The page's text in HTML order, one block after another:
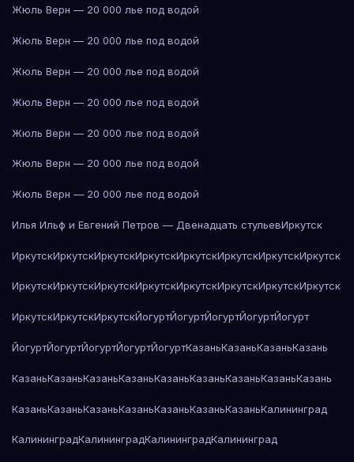
Жюль Верн — 20 000 лье под водой
Жюль Верн — 20 000 лье под водой
Жюль Верн — 20 000 лье под водой
Жюль Верн — 20 000 лье под водой
Жюль Верн — 20 000 лье под водой
Жюль Верн — 20 000 лье под водой
Жюль Верн — 20 000 лье под водой
Илья Ильф и Евгений Петров — Двенадцать стульевИркутск
ИркутскИркутскИркутскИркутскИркутскИркутскИркутскИркутск
ИркутскИркутскИркутскИркутскИркутскИркутскИркутскИркутск
ИркутскИркутскИркутскЙогуртЙогуртЙогуртЙогуртЙогурт
ЙогуртЙогуртЙогуртЙогуртЙогуртКазаньКазаньКазаньКазань
КазаньКазаньКазаньКазаньКазаньКазаньКазаньКазаньКазань
КазаньКазаньКазаньКазаньКазаньКазаньКазаньКалининград
КалининградКалининградКалининградКалининград